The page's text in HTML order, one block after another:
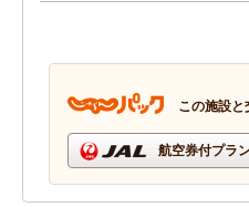
この施設
航空券付プラ